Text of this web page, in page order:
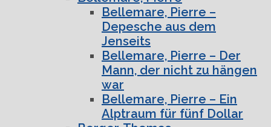
Bellemare, Pierre –
Depesche aus dem
Jenseits
Bellemare, Pierre – Der
Mann, der nicht zu hängen
war
Bellemare, Pierre – Ein
Alptraum für fünf Dollar